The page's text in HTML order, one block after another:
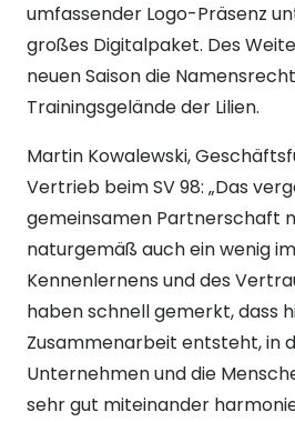
umfassender Logo-Präsenz
großes Digitalpaket. Des
neuen Saison die
Trainingsgelände der Lilien.
Martin Kowalewski,
Vertrieb beim SV 98: „Das
gemeinsamen Partnerschaft
naturgemäß auch ein wenig
Kennenlernens und des
haben schnell gemerkt, dass
Zusammenarbeit entsteht, in
Unternehmen und die
sehr gut miteinander